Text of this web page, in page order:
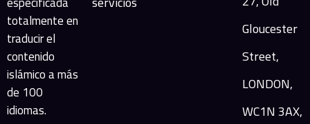
totalmente en
traducir el
contenido
islámico a más
de 100
idiomas.
Gloucester
Street,
LONDON,
WC1N 3AX,